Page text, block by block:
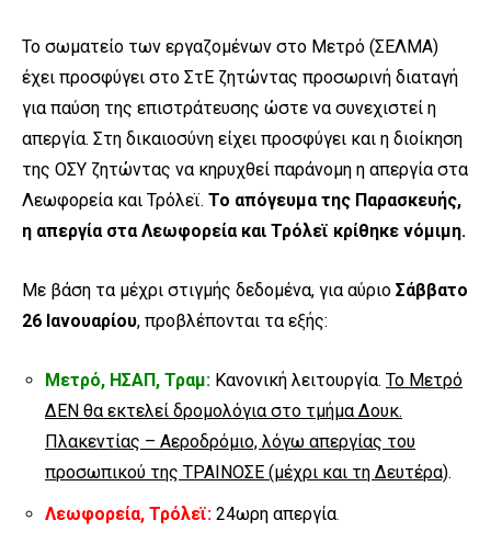
Το σωματείο των εργαζομένων στο Μετρό (ΣΕΛΜΑ)
έχει προσφύγει στο ΣτΕ ζητώντας προσωρινή διαταγή
για παύση της επιστράτευσης ώστε να συνεχιστεί η
απεργία. Στη δικαιοσύνη είχει προσφύγει και η διοίκηση
της ΟΣΥ ζητώντας να κηρυχθεί παράνομη η απεργία στα
Λεωφορεία και Τρόλεϊ. Το απόγευμα της Παρασκευής,
η απεργία στα Λεωφορεία και Τρόλεϊ κρίθηκε νόμιμη.
Με βάση τα μέχρι στιγμής δεδομένα, για αύριο Σάββατο
26 Ιανουαρίου, προβλέπονται τα εξής:
Μετρό, ΗΣΑΠ, Τραμ: Κανονική λειτουργία. Το Μετρό
ΔΕΝ θα εκτελεί δρομολόγια στο τμήμα Δουκ.
Πλακεντίας – Αεροδρόμιο, λόγω απεργίας του
προσωπικού της ΤΡΑΙΝΟΣΕ (μέχρι και τη Δευτέρα).
Λεωφορεία, Τρόλεϊ: 24ωρη απεργία.